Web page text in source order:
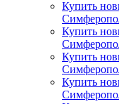
Купить
Купить
Купить
Купить